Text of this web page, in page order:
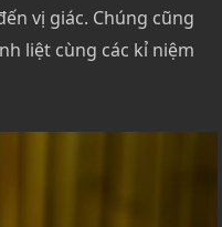
vị giác. Chúng cũng
liệt cùng các kỉ niệm